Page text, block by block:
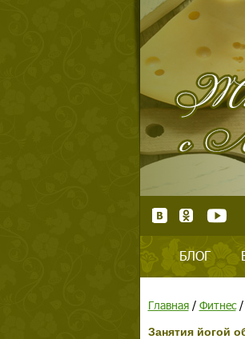
БЛОГ
Главная/ Фитнес/
Занятия йогой